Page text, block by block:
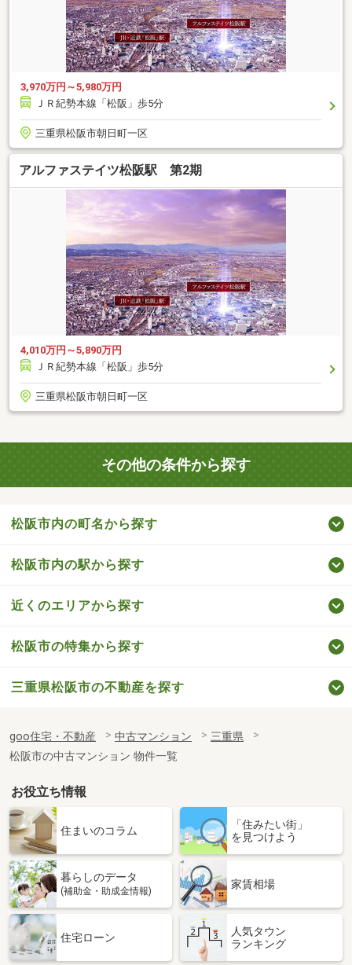
3,970万円～5,980万円
ＪＲ紀勢本線「松阪」歩5分
三重県松阪市朝日町一区
アルファステイツ松阪駅 第2期
4,010万円～5,890万円
ＪＲ紀勢本線「松阪」歩5分
三重県松阪市朝日町一区
その他の条件から探す
松阪市内の町名から探す
松阪市内の駅から探す
近くのエリアから探す
松阪市の特集から探す
三重県松阪市の不動産を探す
goo住宅・不動産 中古マンション
三重県
松阪市の中古マンション 物件一覧
お役立ち情報
住まいのコラム
「住みたい街」
を見つけよう
暮らしのデータ
(補助金・助成金情報)
家賃相場
住宅ローン
人気タウン
ランキング